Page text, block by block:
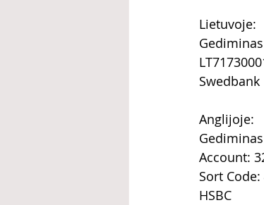
Lietuvoje:
Swedbank
Anglijoje:
Account:
Sort
HSBC